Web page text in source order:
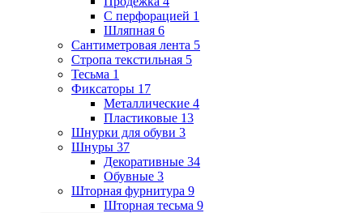
С перфорацией 1
Шляпная 6
Сантиметровая лента 5
Стропа текстильная 5
Тесьма 1
Фиксаторы 17
Металлические 4
Пластиковые 13
Шнурки для обуви 3
Шнуры 37
Декоративные 34
Обувные 3
Шторная фурнитура 9
Шторная тесьма 9